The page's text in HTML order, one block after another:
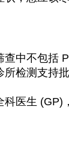
查中不包括
所检测支持
科医生 (GP)